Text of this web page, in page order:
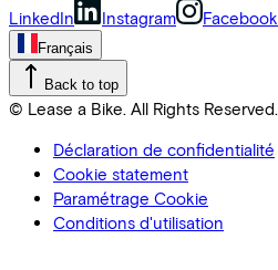
LinkedIn Instagram Facebook
Français
Back to top
© Lease a Bike. All Rights Reserved.
Déclaration de confidentialité
Cookie statement
Paramétrage Cookie
Conditions d'utilisation